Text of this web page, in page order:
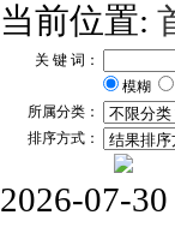
当前位置:
关 键 词：
模糊
所属分类：
排序方式：
2026-07-